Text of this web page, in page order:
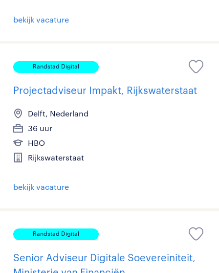
bekijk vacature
Randstad Digital
Projectadviseur Impakt, Rijkswaterstaat
Delft, Nederland
36 uur
HBO
Rijkswaterstaat
bekijk vacature
Randstad Digital
Senior Adviseur Digitale Soevereiniteit,